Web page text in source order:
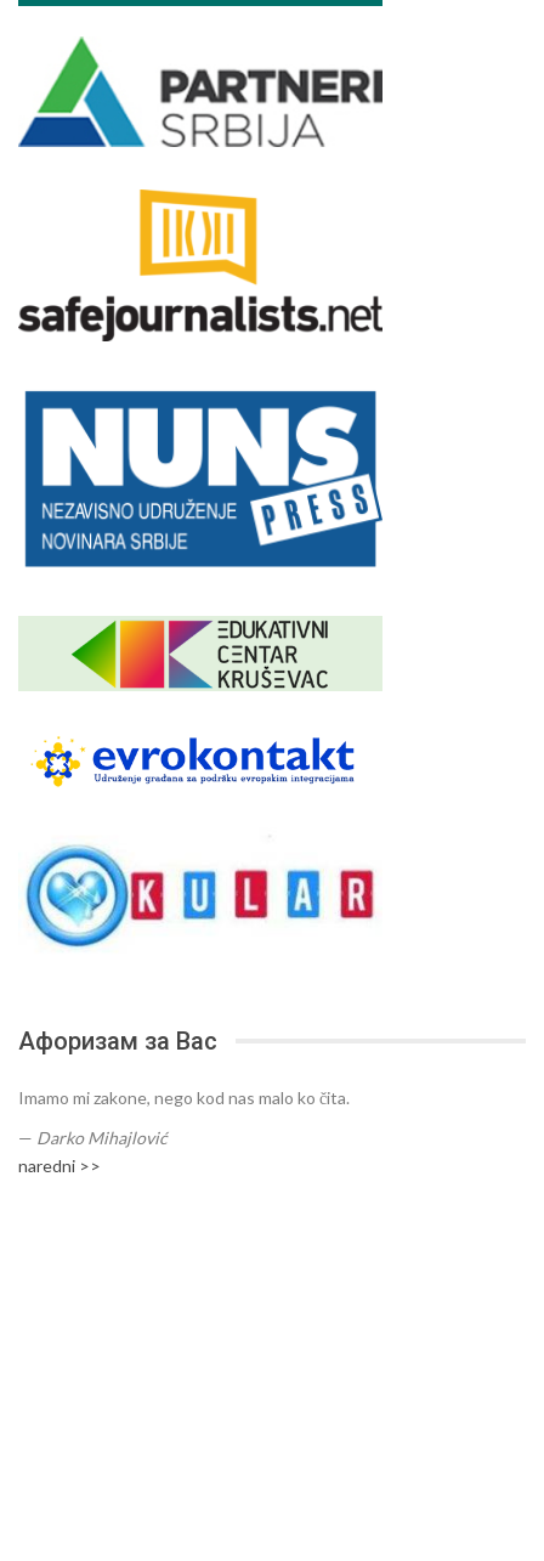
Афоризам за Вас
Imamo mi zakone, nego kod nas malo ko čita.
— Darko Mihajlović
naredni >>